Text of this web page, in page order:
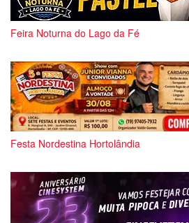
Feira Noturna do Lago da Fé
Festa Nordestina Hortolândia